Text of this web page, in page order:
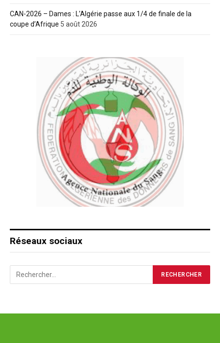
CAN-2026 – Dames : L’Algérie passe aux 1/4 de finale de la
coupe d’Afrique 5 août 2026
Réseaux sociaux